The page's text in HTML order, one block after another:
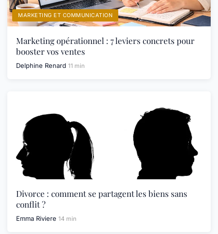
MARKETING ET COMMUNICATION
Marketing opérationnel : 7 leviers concrets pour
booster vos ventes
Delphine Renard 11 min
Divorce : comment se partagent les biens sans
conflit ?
Emma Riviere 14 min